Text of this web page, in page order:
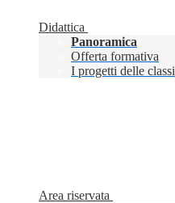
Didattica
Panoramica
Offerta formativa
I progetti delle classi
Area riservata